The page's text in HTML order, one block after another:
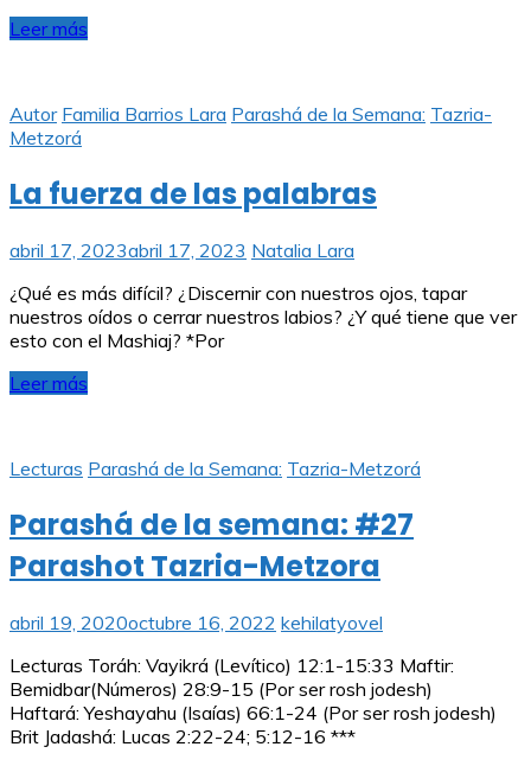
Leer más
Autor Familia Barrios Lara Parashá de la Semana: Tazria-
Metzorá
La fuerza de las palabras
abril 17, 2023abril 17, 2023 Natalia Lara
¿Qué es más difícil? ¿Discernir con nuestros ojos, tapar
nuestros oídos o cerrar nuestros labios? ¿Y qué tiene que ver
esto con el Mashiaj? *Por
Leer más
Lecturas Parashá de la Semana: Tazria-Metzorá
Parashá de la semana: #27
Parashot Tazria-Metzora
abril 19, 2020octubre 16, 2022 kehilatyovel
Lecturas Toráh: Vayikrá (Levítico) 12:1-15:33 Maftir:
Bemidbar(Números) 28:9-15 (Por ser rosh jodesh)
Haftará: Yeshayahu (Isaías) 66:1-24 (Por ser rosh jodesh)
Brit Jadashá: Lucas 2:22-24; 5:12-16 ***